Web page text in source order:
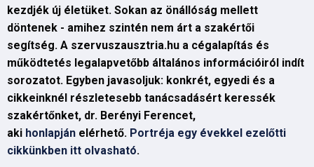
kezdjék új életüket. Sokan az önállóság mellett
döntenek - amihez szintén nem árt a szakértői
segítség. A szervuszausztria.hu a cégalapítás és
működtetés legalapvetőbb általános információiról indít
sorozatot. Egyben javasoljuk: konkrét, egyedi és a
cikkeinknél részletesebb tanácsadásért keressék
szakértőnket, dr. Berényi Ferencet,
aki honlapján elérhető. Portréja egy évekkel ezelőtti
cikkünkben itt olvasható.